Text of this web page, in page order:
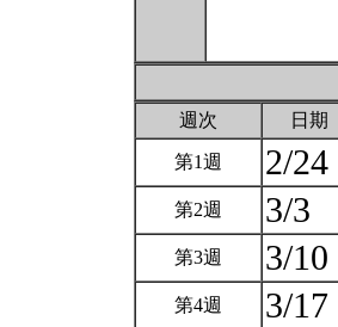
週次 日期
第1週 2/24
第2週 3/3
第3週 3/10
第4週 3/17